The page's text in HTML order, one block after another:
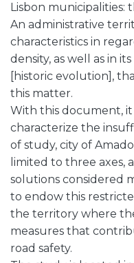
Lisbon municipalities:
An administrative
characteristics in
density, as well as in
[historic evolution],
this matter.
With this document,
characterize the
of study, city of
limited to three axes,
solutions considered
to endow this
the territory where
measures that
road safety.